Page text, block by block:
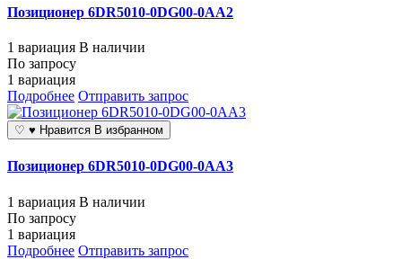
Позиционер 6DR5010-0DG00-0AA2
1 вариация В наличии
По запросу
1 вариация
Подробнее Отправить запрос
♡ ♥ Нравится В избранном
Позиционер 6DR5010-0DG00-0AA3
1 вариация В наличии
По запросу
1 вариация
Подробнее Отправить запрос